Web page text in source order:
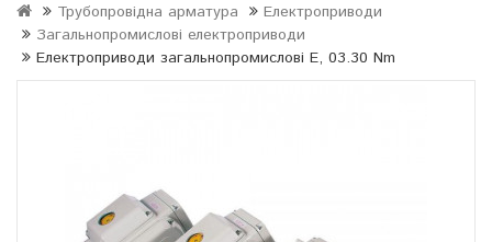
Трубопровідна арматура
Електроприводи
Загальнопромислові електроприводи
Електроприводи загальнопромислові E, 03.30 Nm